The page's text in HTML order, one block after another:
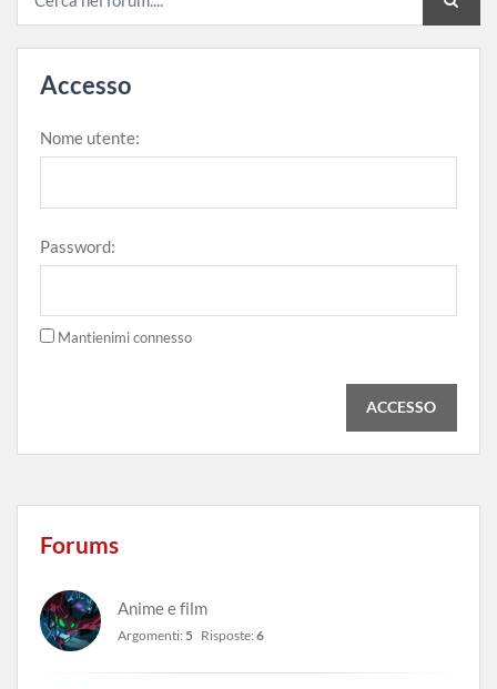
Accesso
Nome utente:
Password:
Mantienimi connesso
ACCESSO
Forums
Anime e film
Argomenti: 5 Risposte: 6